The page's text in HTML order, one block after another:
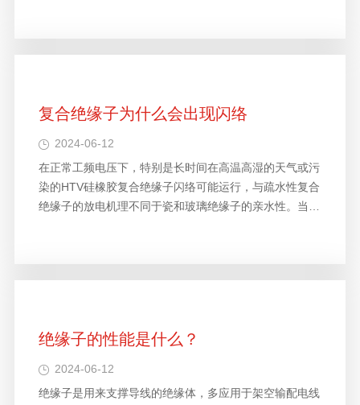
复合绝缘子为什么会出现闪络
2024-06-12
在正常工频电压下，特别是长时间在高温高湿的天气或污
染的HTV硅橡胶复合绝缘子闪络可能运行，与疏水性复合
绝缘子的放电机理不同于瓷和玻璃绝缘子的亲水性。当相
绝缘子的性能是什么？
2024-06-12
绝缘子是用来支撑导线的绝缘体，多应用于架空输配电线